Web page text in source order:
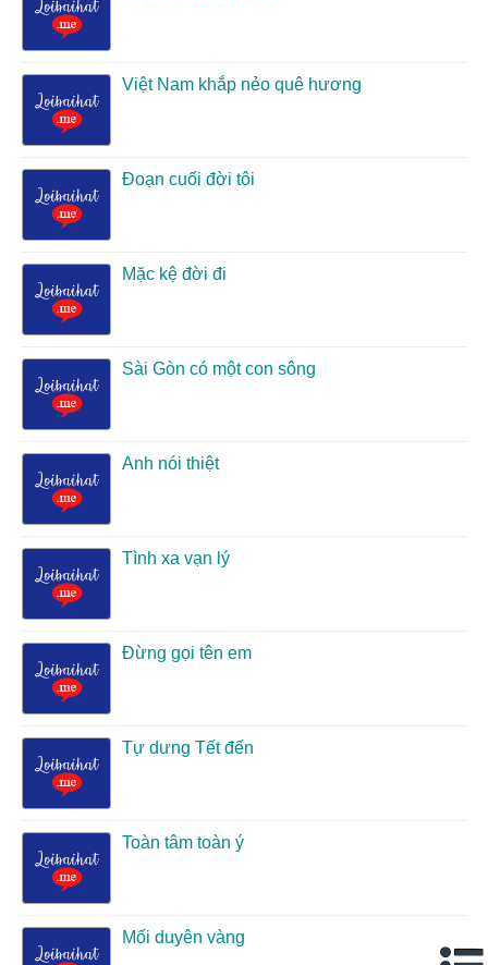
Việt Nam khắp nẻo quê hương
Đoạn cuối đời tôi
Mặc kệ đời đi
Sài Gòn có một con sông
Anh nói thiệt
Tình xa vạn lý
Đừng gọi tên em
Tự dưng Tết đến
Toàn tâm toàn ý
Mối duyên vàng